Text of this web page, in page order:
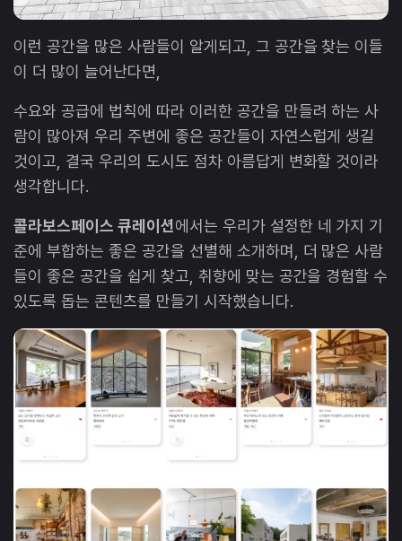
이런 공간을 많은 사람들이 알게되고, 그 공간을 찾는 이들
이 더 많이 늘어난다면,
수요와 공급에 법칙에 따라 이러한 공간을 만들려 하는 사
람이 많아져 우리 주변에 좋은 공간들이 자연스럽게 생길
것이고, 결국 우리의 도시도 점차 아름답게 변화할 것이라
생각합니다.
콜라보스페이스 큐레이션에서는 우리가 설정한 네 가지 기
준에 부합하는 좋은 공간을 선별해 소개하며, 더 많은 사람
들이 좋은 공간을 쉽게 찾고, 취향에 맞는 공간을 경험할 수
있도록 돕는 콘텐츠를 만들기 시작했습니다.